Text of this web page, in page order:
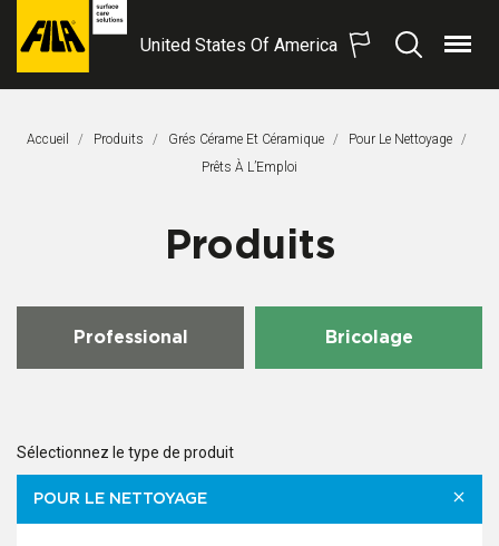
FILA
S.p.A.
United States Of America
Recherche
Menu
Accueil Produits Grés Cérame Et Céramique
Pour Le Nettoyage
Page Actuelle:
Prêts À L’Emploi
Produits
Professional Bricolage
Sélectionnez le type de produit
POUR LE NETTOYAGE